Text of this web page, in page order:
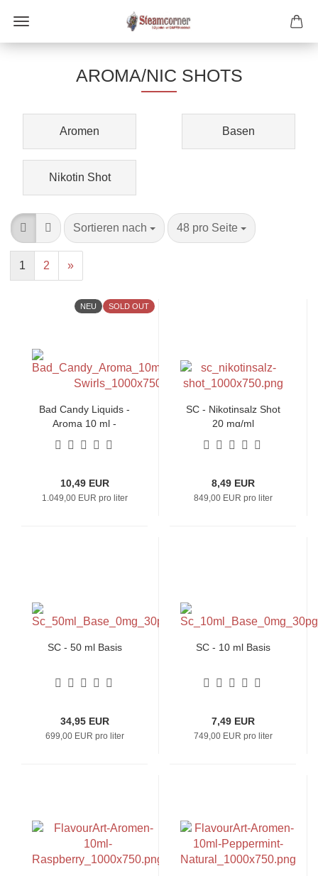
AROMA/NIC SHOTS
Aromen Basen
Nikotin Shot
Sortieren nach
Sortieren nach 48 pro Seite
pro Seite
1 2 »
NEU SOLD OUT
Bad Candy Liquids -
Aroma 10 ml -
10,49 EUR
1.049,00 EUR pro liter
SC - Nikotinsalz Shot
20 mg/ml
8,49 EUR
849,00 EUR pro liter
SC - 50 ml Basis
34,95 EUR
699,00 EUR pro liter
SC - 10 ml Basis
7,49 EUR
749,00 EUR pro liter